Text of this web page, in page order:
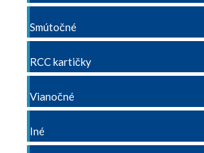
Smútočné
RCC kartičky
Vianočné
Iné